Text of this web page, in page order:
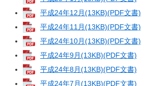
平成24年12月(13KB)(PDF文書)
平成24年11月(13KB)(PDF文書)
平成24年10月(13KB)(PDF文書)
平成24年9月(13KB)(PDF文書)
平成24年8月(13KB)(PDF文書)
平成24年7月(13KB)(PDF文書)